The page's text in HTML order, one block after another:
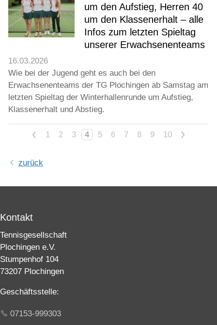
um den Aufstieg, Herren 40
um den Klassenerhalt – alle
Infos zum letzten Spieltag
unserer Erwachsenenteams
16.03.2026
Wie bei der Jugend geht es auch bei den
Erwachsenenteams der TG Plochingen ab Samstag am
letzten Spieltag der Winterhallenrunde um Aufstieg,
Klassenerhalt und Abstieg.
< 1 2 3 4 5 6 7 8 9 10 >
zurück
Kontakt
Tennisgesellschaft
Plochingen e.V.
Stumpenhof 104
73207 Plochingen
Geschäftsstelle:
07153-999303